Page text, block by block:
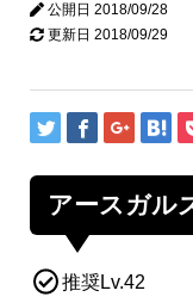
公開日 2018/09/28
更新日 2018/09/29
アースガル
推奨Lv.42